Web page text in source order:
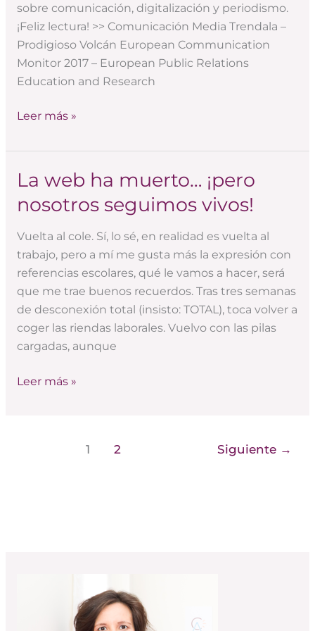
sobre comunicación, digitalización y periodismo.
¡Feliz lectura! >> Comunicación Media Trendala –
Prodigioso Volcán European Communication
Monitor 2017 – European Public Relations
Education and Research
Leer más »
La web ha muerto… ¡pero
nosotros seguimos vivos!
Vuelta al cole. Sí, lo sé, en realidad es vuelta al
trabajo, pero a mí me gusta más la expresión con
referencias escolares, qué le vamos a hacer, será
que me trae buenos recuerdos. Tras tres semanas
de desconexión total (insisto: TOTAL), toca volver a
coger las riendas laborales. Vuelvo con las pilas
cargadas, aunque
La
ha
muerto…
¡pero
nosotros
seguimos
vivos!
Leer más »
1 2 Siguiente →